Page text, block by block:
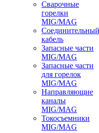
Сварочные
горелки
MIG/MAG
Соединительный
кабель
Запасные части
MIG/MAG
Запасные части
для горелок
MIG/MAG
Направляющие
каналы
MIG/MAG
Токосъемники
MIG/MAG